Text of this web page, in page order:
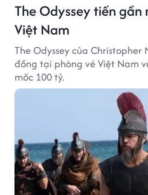
The Odyssey tiến
Việt Nam
The Odyssey của
đồng tại phòng vé Việt Nam
mốc 100 tỷ.